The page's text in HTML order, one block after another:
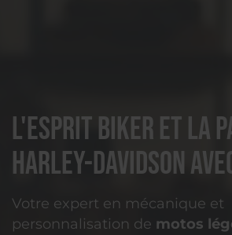
L'esprit biker et la
Harley-Davidson
Votre expert en mécanique et
personnalisation de motos